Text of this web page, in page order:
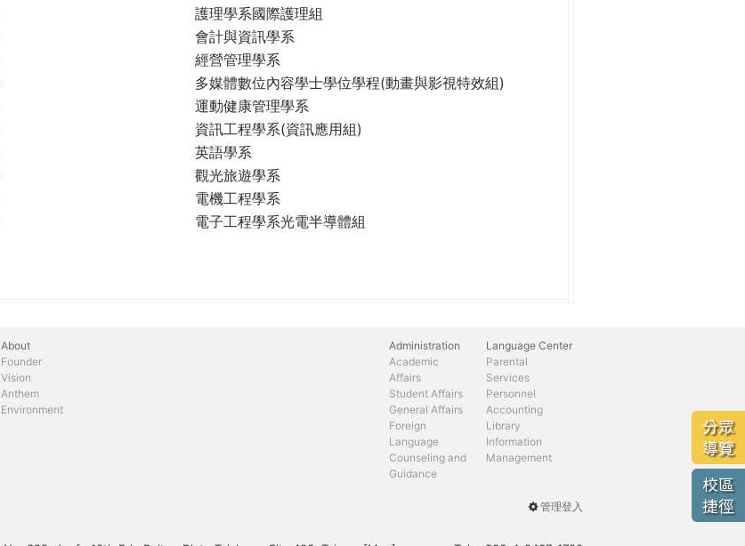
護理學系國際護理組
會計與資訊學系
經營管理學系
多媒體數位內容學士學位學程(動畫與影視特效組)
運動健康管理學系
資訊工程學系(資訊應用組)
英語學系
觀光旅遊學系
電機工程學系
電子工程學系光電半導體組
分眾
導覽
校區
捷徑
About
Founder
Vision
Anthem
Environment
Administration
Academic
Affairs
Student Affairs
General Affairs
Foreign
Language
Counseling and
Guidance
Parental
Services
Personnel
Accounting
Library
Information
Management
Language Center
User
管理登入